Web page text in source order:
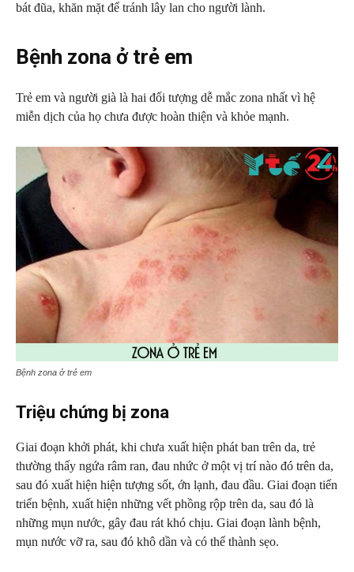
bát đũa, khăn mặt để tránh lây lan cho người lành.
Bệnh zona ở trẻ em
Trẻ em và người già là hai đối tượng dễ mắc zona nhất vì hệ
miễn dịch của họ chưa được hoàn thiện và khỏe mạnh.
Bệnh zona ở trẻ em
Triệu chứng bị zona
Giai đoạn khởi phát, khi chưa xuất hiện phát ban trên da, trẻ
thường thấy ngứa râm ran, đau nhức ở một vị trí nào đó trên da,
sau đó xuất hiện hiện tượng sốt, ớn lạnh, đau đầu. Giai đoạn tiến
triển bệnh, xuất hiện những vết phồng rộp trên da, sau đó là
những mụn nước, gây đau rát khó chịu. Giai đoạn lành bệnh,
mụn nước vỡ ra, sau đó khô dần và có thể thành sẹo.